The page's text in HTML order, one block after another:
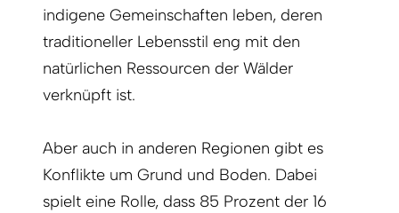
indigene Gemeinschaften leben, deren
traditioneller Lebensstil eng mit den
natürlichen Ressourcen der Wälder
verknüpft ist.
Aber auch in anderen Regionen gibt es
Konflikte um Grund und Boden. Dabei
spielt eine Rolle, dass 85 Prozent der 16